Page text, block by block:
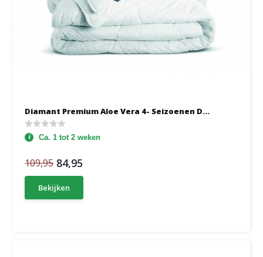
Diamant Premium Aloe Vera 4- Seizoenen D...
Ca. 1 tot 2 weken
109,95 84,95
Bekijken